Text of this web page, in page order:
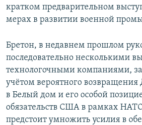
кратком предварительном
мерах в развитии военной
Бретон, в недавнем прошлом
последовательно несколькими
технологочными компаниями,
учётом вероятного
в Белый дом и его особой
обязательств США в рамках
предстоит умножить усилия в